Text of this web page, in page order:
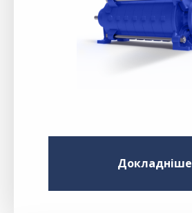
Докладніше